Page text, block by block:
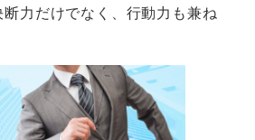
力だけでなく、行動力も兼ね